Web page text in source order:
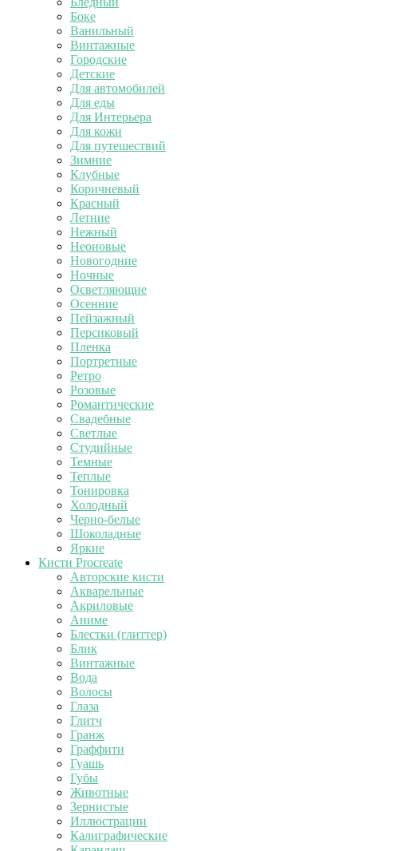
Боке
Ванильный
Винтажные
Городские
Детские
Для автомобилей
Для еды
Для Интерьера
Для кожи
Для путешествий
Зимние
Клубные
Коричневый
Красный
Летние
Нежный
Неоновые
Новогодние
Ночные
Осветляющие
Осенние
Пейзажный
Персиковый
Пленка
Портретные
Ретро
Розовые
Романтические
Свадебные
Светлые
Студийные
Темные
Теплые
Тонировка
Холодный
Черно-белые
Шоколадные
Яркие
Кисти Procreate
Авторские кисти
Акварельные
Акриловые
Аниме
Блестки (глиттер)
Блик
Винтажные
Вода
Волосы
Глаза
Глитч
Гранж
Граффити
Гуашь
Губы
Животные
Зернистые
Иллюстрации
Калиграфические